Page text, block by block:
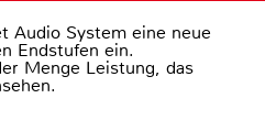
Audio System eine neue
Endstufen ein.
Menge Leistung, das